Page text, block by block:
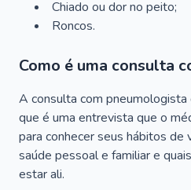
Chiado ou dor no peito;
Roncos.
Como é uma consulta
A consulta com pneumologista
que é uma entrevista que o
para conhecer seus hábitos de
saúde pessoal e familiar e
estar ali.